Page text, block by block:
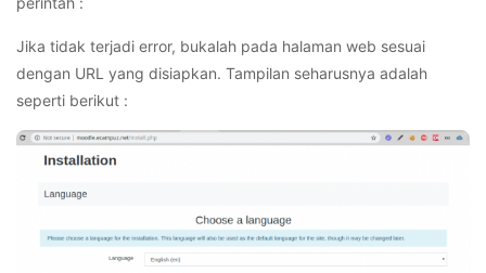
Jika tidak terjadi error, bukalah pada halaman web sesuai
dengan URL yang disiapkan. Tampilan seharusnya adalah
seperti berikut :